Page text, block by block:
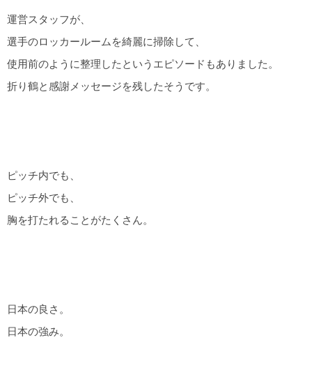
運営スタッフが、
選手のロッカールームを綺麗に掃除して、
使用前のように整理したというエピソードもありました。
折り鶴と感謝メッセージを残したそうです。
ピッチ内でも、
ピッチ外でも、
胸を打たれることがたくさん。
日本の良さ。
日本の強み。